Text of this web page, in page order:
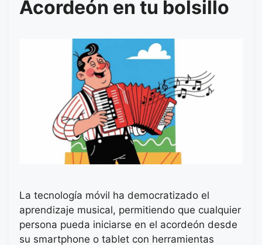
Acordeón en tu bolsillo
La tecnología móvil ha democratizado el
aprendizaje musical, permitiendo que cualquier
persona pueda iniciarse en el acordeón desde
su smartphone o tablet con herramientas